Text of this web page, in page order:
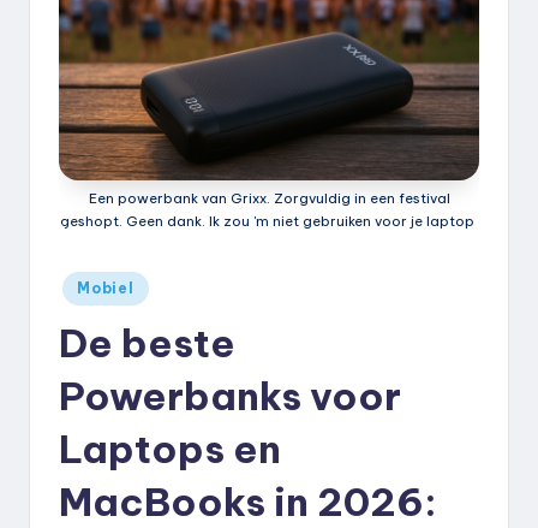
Een powerbank van Grixx. Zorgvuldig in een festival
geshopt. Geen dank. Ik zou 'm niet gebruiken voor je laptop.
Geplaatst
in
Mobiel
De beste
Powerbanks voor
Laptops en
MacBooks in 2026: